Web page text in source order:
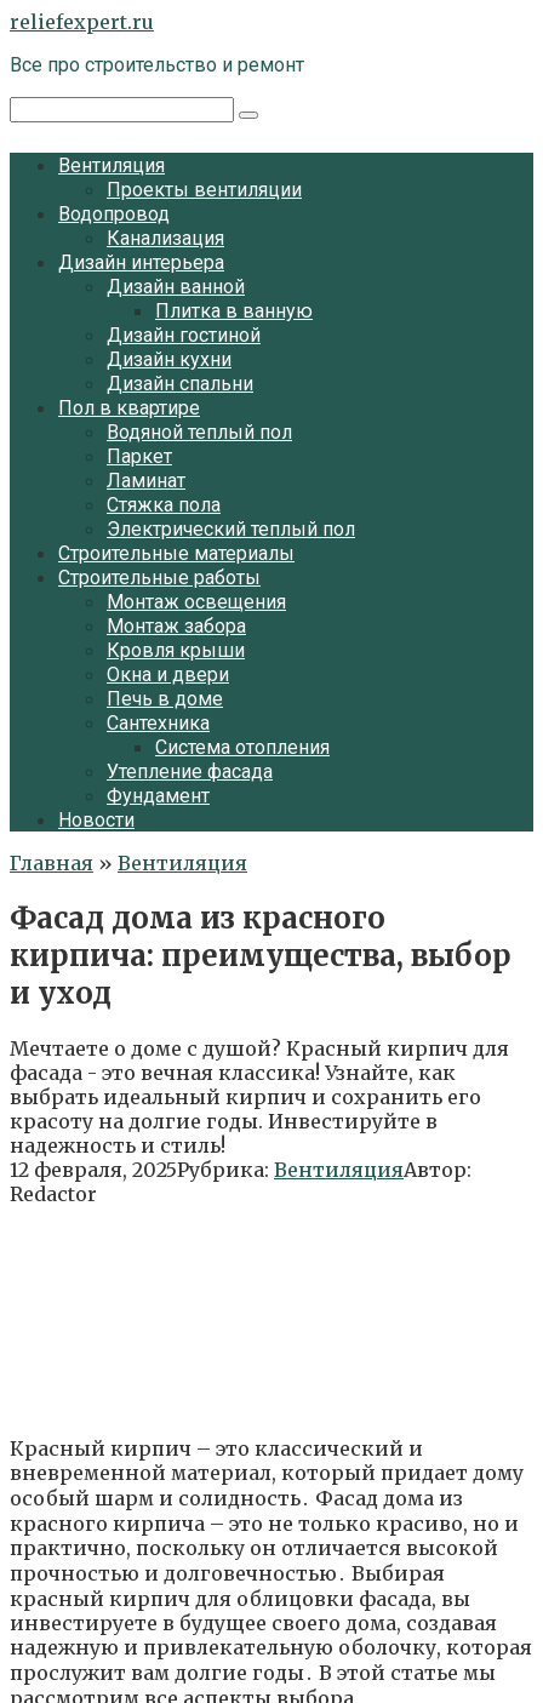
Перейти
контенту
reliefexpert.ru
Все про строительство и ремонт
Вентиляция
Проекты вентиляции
Водопровод
Канализация
Дизайн интерьера
Дизайн ванной
Плитка в ванную
Дизайн гостиной
Дизайн кухни
Дизайн спальни
Пол в квартире
Водяной теплый пол
Паркет
Ламинат
Стяжка пола
Электрический теплый пол
Строительные материалы
Строительные работы
Монтаж освещения
Монтаж забора
Кровля крыши
Окна и двери
Печь в доме
Сантехника
Система отопления
Утепление фасада
Фундамент
Новости
Главная » Вентиляция
Фасад дома из красного
кирпича: преимущества, выбор
и уход
Мечтаете о доме с душой? Красный кирпич для
фасада - это вечная классика! Узнайте, как
выбрать идеальный кирпич и сохранить его
красоту на долгие годы. Инвестируйте в
надежность и стиль!
12 февраля, 2025Рубрика: ВентиляцияАвтор:
Redactor
Красный кирпич – это классический и
вневременной материал, который придает дому
особый шарм и солидность․ Фасад дома из
красного кирпича – это не только красиво, но и
практично, поскольку он отличается высокой
прочностью и долговечностью․ Выбирая
красный кирпич для облицовки фасада, вы
инвестируете в будущее своего дома, создавая
надежную и привлекательную оболочку, которая
прослужит вам долгие годы․ В этой статье мы
рассмотрим все аспекты выбора,